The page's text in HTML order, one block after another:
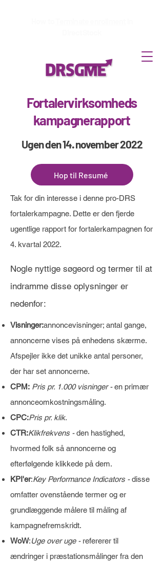
Fortalervirksomheds
kampagnerapport
Ugen den 14. november 2022
Hop til Resumé
Tak for din interesse i denne pro-DRS
fortalerkampagne. Dette er den fjerde
ugentlige rapport for fortalerkampagnen for
4. kvartal 2022.
Nogle nyttige søgeord og termer til at
indramme disse oplysninger er
nedenfor:
Visninger:annoncevisninger; antal gange,
annoncerne vises på enhedens skærme.
Afspejler ikke det unikke antal personer,
der har set annoncerne.
CPM: Pris pr. 1.000 visninger -en primær
annonceomkostningsmåling.
CPC:Pris pr. klik.
CTR:Klikfrekvens -den hastighed,
hvormed folk så annoncerne og
efterfølgende klikkede på dem.
KPI'er:Key Performance Indicators -disse
omfatter ovenstående termer og er
grundlæggende målere til måling af
kampagnefremskridt.
WoW:Uge over uge -refererer til
ændringer i præstationsmålinger fra den